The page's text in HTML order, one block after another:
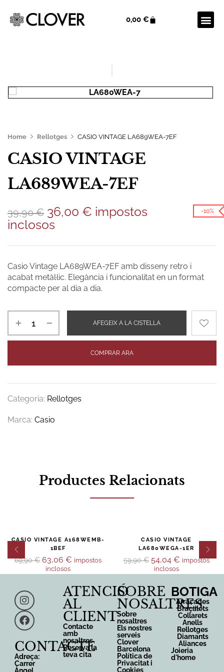
0,00 €
Home Rellotges CASIO VINTAGE LA689WEA-7EF
CASIO VINTAGE
LA689WEA-7EF
39,90€ 36,00 € impostos
inclosos
-10%
Casio Vintage LA689WEA-7EF amb disseny retro i
acabat metàl·lic. Elegància i funcionalitat en un format
compacte per al dia a dia.
AFEGEIX A LA CISTELLA
COMPRAR ARA
Categoria: Rellotges
Marca: Casio
Productes Relacionats
CASIO VINTAGE A168WEMB-
1BEF
69,90€ 63,06 € impostos
inclosos
CASIO VINTAGE
LA680WEGA-1ER
59,90€ 54,04 € impostos
inclosos
CONTACTE
Adreça:
Carrer
ATENCIÓ
AL
CLIENT
Contacte
amb
nosaltres
Reserva la
teva cita
SOBRE
NOSALTRES
Sobre
nosaltres
Els nostres
serveis
Clover
Barcelona
Política de
Privacitat i
Cookies
BOTIGA
Arracades
Braçalets
Collarets
Anells
Rellotges
Diamants
Aliances
Joieria
d'home